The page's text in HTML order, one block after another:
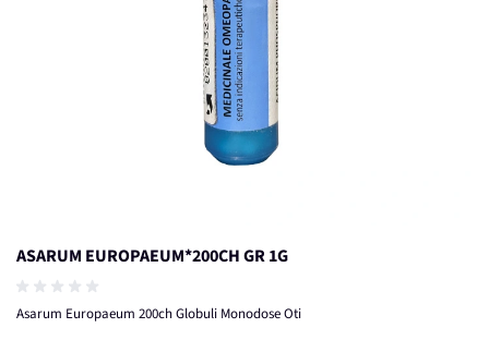
ASARUM EUROPAEUM*200CH GR 1G
Asarum Europaeum 200ch Globuli Monodose Oti